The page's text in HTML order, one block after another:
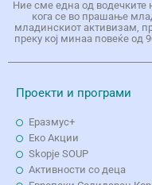
Ние сме една од водечките
кога се во прашање
младинскиот активизам,
преку кој минаа повеќе од
Проекти и програми
Еразмус+
Еко Aкции
Skopje SOUP
Активности со деца